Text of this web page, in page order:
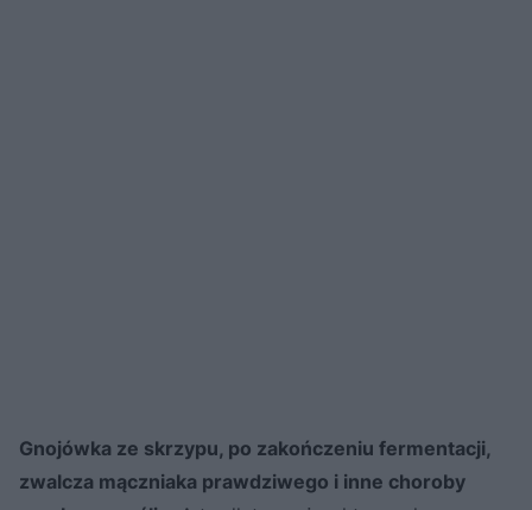
Gnojówka ze skrzypu, po zakończeniu fermentacji,
zwalcza mączniaka prawdziwego i inne choroby